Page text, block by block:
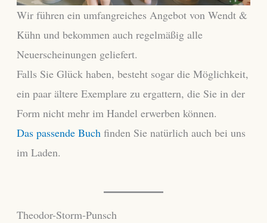
Wir führen ein umfangreiches Angebot von Wendt &
Kühn und bekommen auch regelmäßig alle
Neuerscheinungen geliefert.
Falls Sie Glück haben, besteht sogar die Möglichkeit,
ein paar ältere Exemplare zu ergattern, die Sie in der
Form nicht mehr im Handel erwerben können.
Das passende Buch finden Sie natürlich auch bei uns
im Laden.
Theodor-Storm-Punsch